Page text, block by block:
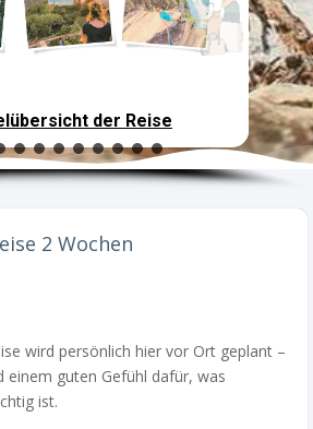
der Reise
2 Wochen
wird persönlich hier vor Ort geplant –
einem guten Gefühl dafür, was
ist.